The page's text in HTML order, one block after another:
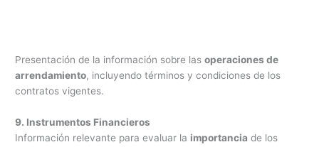
Presentación de la información sobre lasoperaciones de
arrendamiento, incluyendo términos y condiciones de los
contratos vigentes.
9. Instrumentos Financieros
Información relevante para evaluar la importancia de los